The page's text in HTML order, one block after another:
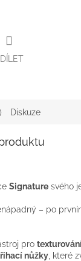
Diskuze
Signature svého
– po
pro
nůžky , které